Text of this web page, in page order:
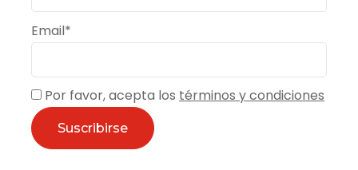
Email*
Por favor, acepta los términos y condiciones